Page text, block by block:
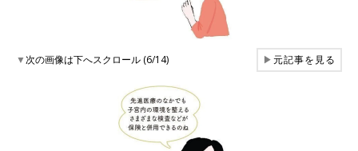
▼次の画像は下へスクロール (6/14) ▶元記事を見る